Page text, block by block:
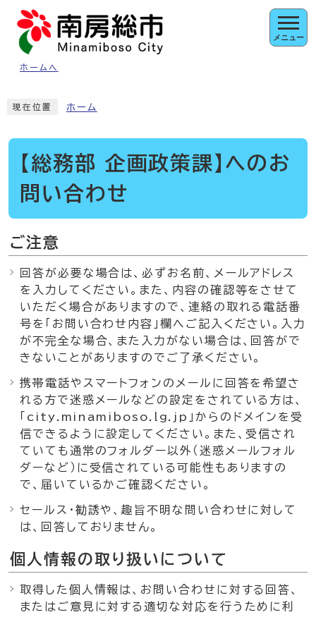
ページの先頭です
ホームへ
メニュー
現在位置 ホーム
【総務部 企画政策課】へのお
問い合わせ
ご注意
回答が必要な場合は、必ずお名前、メールアドレス
を入力してください。また、内容の確認等をさせて
いただく場合がありますので、連絡の取れる電話番
号を「お問い合わせ内容」欄へご記入ください。入力
が不完全な場合、また入力がない場合は、回答がで
きないことがありますのでご了承ください。
携帯電話やスマートフォンのメールに回答を希望さ
れる方で迷惑メールなどの設定をされている方は、
「city.minamiboso.lg.jp」からのドメインを受
信できるように設定してください。また、受信され
ていても通常のフォルダー以外（迷惑メールフォル
ダーなど）に受信されている可能性もありますの
で、届いているかご確認ください。
セールス・勧誘や、趣旨不明な問い合わせに対して
は、回答しておりません。
個人情報の取り扱いについて
取得した個人情報は、お問い合わせに対する回答、
またはご意見に対する適切な対応を行うために利